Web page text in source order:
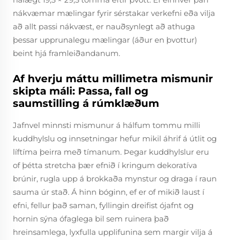
nákvæmar mælingar fyrir sérstakar verkefni eða vilja
að allt passi nákvæst, er nauðsynlegt að athuga
þessar upprunalegu mælingar (áður en þvottur)
beint hjá framleiðandanum.
Af hverju máttu millimetra mismunir
skipta máli: Passa, fall og
saumstilling á rúmklæðum
Jafnvel minnsti mismunur á hálfum tommu milli
kuddhylslu og innsetningar hefur mikil áhrif á útlit og
líftíma þeirra með tímanum. Þegar kuddhylslur eru
of þétta stretcha þær efnið í kringum dekoratíva
brúnir, rugla upp á brokkaða mynstur og draga í raun
sauma úr stað. Á hinn bóginn, ef er of mikið laust í
efni, fellur það saman, fyllingin dreifist ójafnt og
hornin sýna ófaglega bil sem ruinera það
hreinsamlega, lyxfulla upplifunina sem margir vilja á